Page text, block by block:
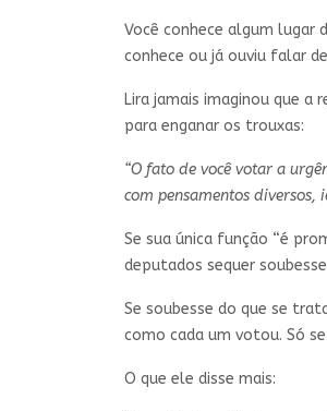
Você conhece algum lugar
conhece ou já ouviu falar
Lira jamais imaginou que
para enganar os trouxas:
“O fato de você votar a
com pensamentos diversos,
Se sua única função “é
deputados sequer
Se soubesse do que se
como cada um votou. Só
O que ele disse mais: